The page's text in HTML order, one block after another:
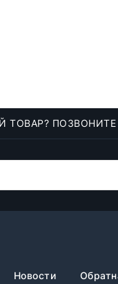
ТОВАР?
Новости